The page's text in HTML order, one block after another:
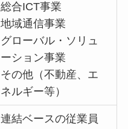
総合ICT事業
地域通信事業
グローバル・ソリュ
ーション事業
その他（不動産、エ
ネルギー等）
連結ベースの従業員